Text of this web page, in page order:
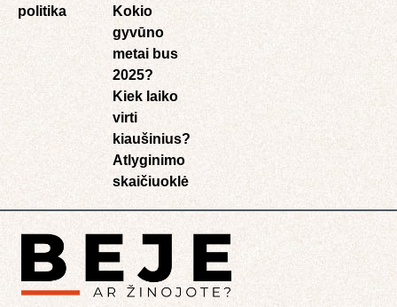
politika
Kokio
gyvūno
metai bus
2025?
Kiek laiko
virti
kiaušinius?
Atlyginimo
skaičiuoklė​